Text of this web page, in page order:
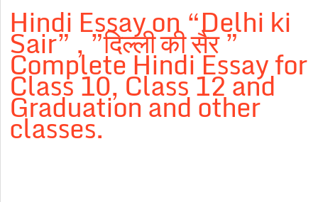
Hindi Essay on “Delhi ki
Sair” , ”दिल्ली की सैर ”
Complete Hindi Essay for
Class 10, Class 12 and
Graduation and other
classes.